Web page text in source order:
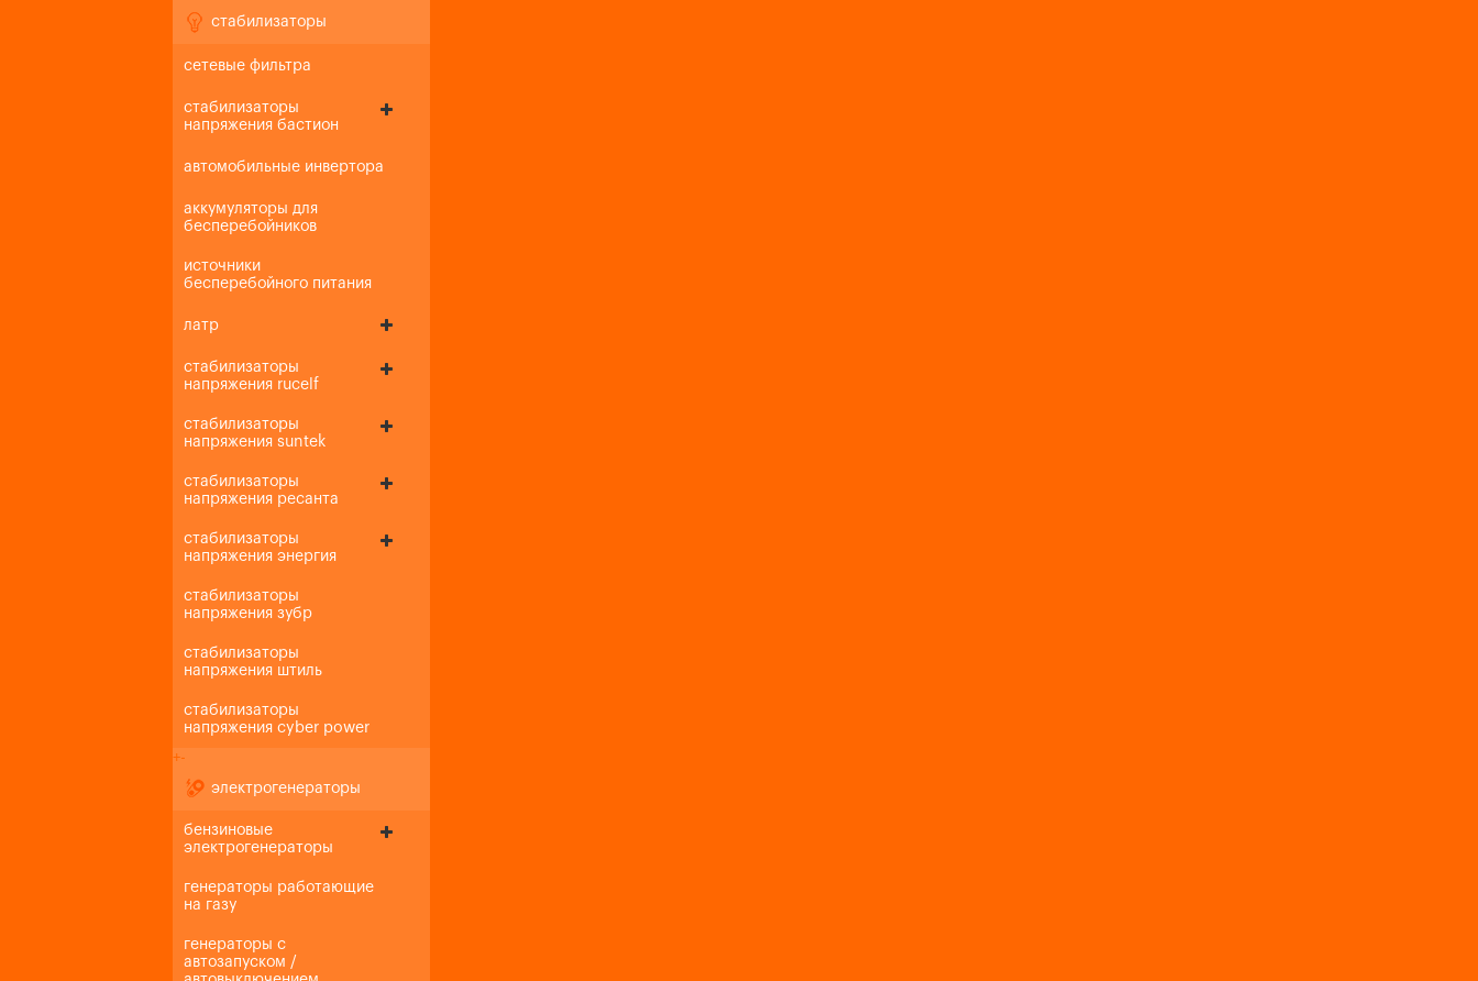
стабилизаторы
сетевые фильтра
стабилизаторы
напряжения бастион
автомобильные инвертора
аккумуляторы для
бесперебойников
источники
бесперебойного питания
латр
стабилизаторы
напряжения rucelf
стабилизаторы
напряжения suntek
стабилизаторы
напряжения ресанта
стабилизаторы
напряжения энергия
стабилизаторы
напряжения зубр
стабилизаторы
напряжения штиль
стабилизаторы
напряжения cyber power
+-
электрогенераторы
бензиновые
электрогенераторы
генераторы работающие
на газу
генераторы с
автозапуском /